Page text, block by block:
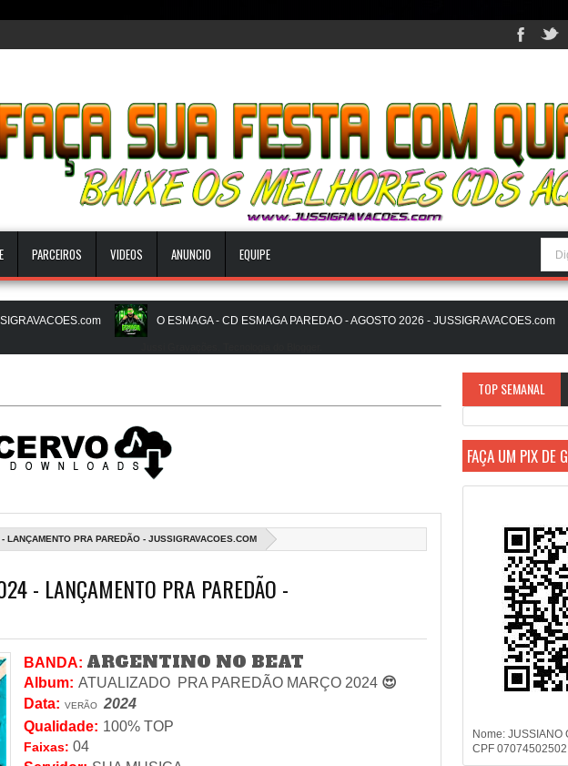
PARCEIROS VIDEOS ANUNCIO EQUIPE
O ESMAGA - CD ESMAGA PAREDAO - AGOSTO 2026 - JUSSIGRAVACOES.com
NATANZINHO LIMA - NA
LANÇAMENTO PRA PAREDÃO - JUSSIGRAVACOES.COM
- LANÇAMENTO PRA PAREDÃO -
BANDA: ARGENTINO NO BEAT
Album: ATUALIZADO PRA PAREDÃO MARÇO 2024 😍
Data: VERÃO
2024
Qualidade: 100% TOP
Faixas: 04
TOP SEMANAL
FAÇA UM PIX DE
Nome: JUSSIANO
CPF